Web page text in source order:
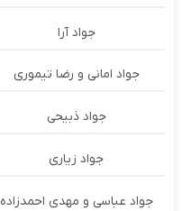
جواد آرا
جواد امانی و رضا تیموری
جواد ذبیحی
جواد زیاری
جواد عباسی و مهدی احمدزاده